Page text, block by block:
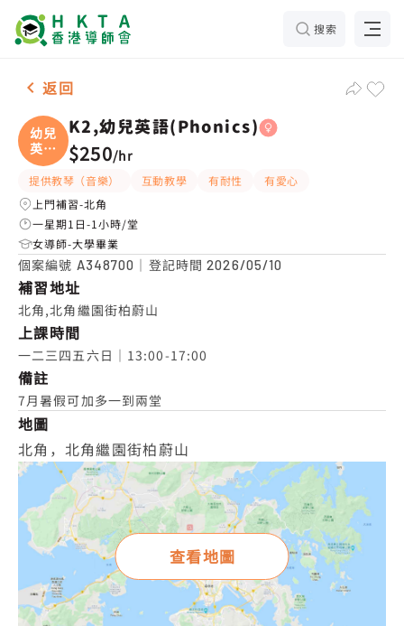
搜索
女-1名 K2,幼兒英語(Phonics)，北角 補習推介
返回
幼兒
英語
(
K2,幼兒英語(Phonics)
$250/hr
提供教琴（音樂） 互動教學 有耐性
有愛心
上門補習-北角
一星期1日-1小時/堂
女導師-大學畢業
個案編號 A348700 ｜登記時間2026/05/10
補習地址
北角,北角繼園街柏蔚山
上課時間
一二三四五六日｜13:00-17:00
備註
7月暑假可加多一到兩堂
地圖
北角，北角繼園街柏蔚山
查看地圖